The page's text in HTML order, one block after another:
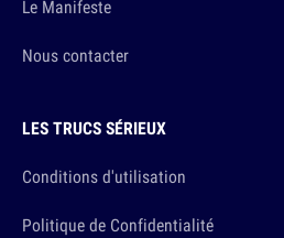
Le Manifeste
Nous contacter
LES TRUCS SÉRIEUX
Conditions d'utilisation
Politique de Confidentialité